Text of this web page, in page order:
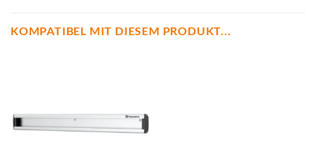
KOMPATIBEL MIT DIESEM PRODUKT...